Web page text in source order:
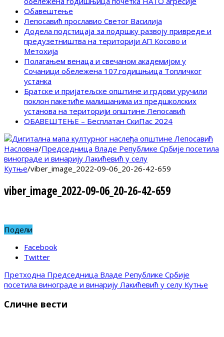
Обавештење
Лепосавић прославио Светог Василија
Додела подстицаја за подршку развоју привреде и
предузетништва на територији АП Косово и
Метохија
Полагањем венаца и свечаном академијом у
Сочаници обележена 107.годишњица Топличког
устанка
Братске и пријатељске општине и грдови уручили
поклон пакетиће малишанима из предшколских
установа на територији општине Лепосавић
ОБАВЕШТЕЊЕ – Бесплатан СкиПас 2024
Насловна/Председница Владе Републике Србије посетила
винограде и винарију Лакићевић у селу
Кутње/viber_image_2022-09-06_20-26-42-659
viber_image_2022-09-06_20-26-42-659
Подели
Facebook
Twitter
Претходна Председница Владе Републике Србије
посетила винограде и винарију Лакићевић у селу Кутње
Сличне вести